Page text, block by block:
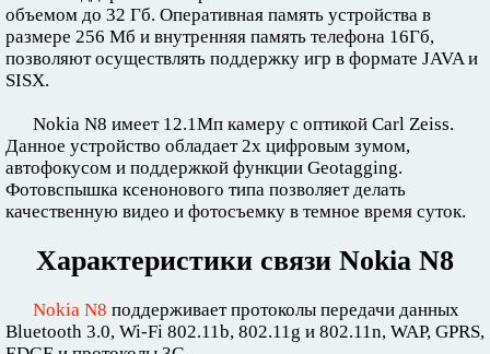
объемом до 32 Гб. Оперативная память устройства в
размере 256 Мб и внутренняя память телефона 16Гб,
позволяют осуществлять поддержку игр в формате JAVA и
SISX.
Nokia N8 имеет 12.1Мп камеру с оптикой Carl Zeiss.
Данное устройство обладает 2х цифровым зумом,
автофокусом и поддержкой функции Geotagging.
Фотовспышка ксенонового типа позволяет делать
качественную видео и фотосъемку в темное время суток.
Характеристики связи Nokia N8
Nokia N8 поддерживает протоколы передачи данных
Bluetooth 3.0, Wi-Fi 802.11b, 802.11g и 802.11n, WAP, GPRS,